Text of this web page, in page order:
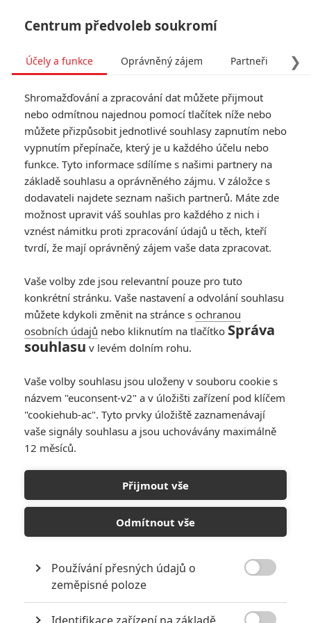
Expendables 4: Lundgren,
Snipes a Couture se vrátí
Napsal:Petr Slavík - (Anarvin), 14.03.2014 01:35
Alespoň to tvrdí známý producentova syna. Kdy film
uvidíme a jak to bude s režií?
dostupné informace o Expendables 4, kteří se pomalu a jistě
začínají připravovat a mohli by se začít natáčet už letos
v létě. Teď z dalšího zdroje zaznívá, že by natáčení mělo začít
nechce režírovat a zvažuje se, že by byl opět najatPatrick
, režisér trojky. Další jednání budou záviset na
úspěchu trojky a na tom, jestli bude mít Hughes čas (chystá
Centrum předvoleb soukromí
❯
Účely a funkce Oprávněný zájem Partneři
Shromažďování a zpracování dat můžete přijmout
nebo odmítnou najednou pomocí tlačítek níže nebo
můžete přizpůsobit jednotlivé souhlasy zapnutím nebo
vypnutím přepínače, který je u každého účelu nebo
funkce. Tyto informace sdílíme s našimi partnery na
základě souhlasu a oprávněného zájmu. V záložce s
dodavateli najdete seznam našich partnerů. Máte zde
možnost upravit váš souhlas pro každého z nich i
vznést námitku proti zpracování údajů u těch, kteří
tvrdí, že mají oprávněný zájem vaše data zpracovat.
Vaše volby zde jsou relevantní pouze pro tuto
konkrétní stránku. Vaše nastavení a odvolání souhlasu
můžete kdykoli změnit na stránce s ochranou
osobních údajů nebo kliknutím na tlačítko Správa
souhlasu v levém dolním rohu.
Vaše volby souhlasu jsou uloženy v souboru cookie s
názvem "euconsent-v2" a v úložišti zařízení pod klíčem
"cookiehub-ac". Tyto prvky úložiště zaznamenávají
vaše signály souhlasu a jsou uchovávány maximálně
12 měsíců.
Přijmout vše
Odmítnout vše
Používání přesných údajů o
zeměpisné poloze